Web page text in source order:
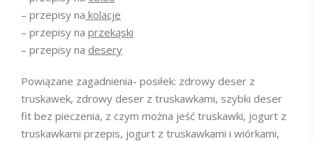
– przepisy na kolacje
– przepisy na przekąski
– przepisy na desery
Powiązane zagadnienia- posiłek: zdrowy deser z
truskawek, zdrowy deser z truskawkami, szybki deser
fit bez pieczenia, z czym można jeść truskawki, jogurt z
truskawkami przepis, jogurt z truskawkami i wiórkami,